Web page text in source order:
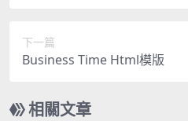
下一篇
Business Time Html模版
相關文章